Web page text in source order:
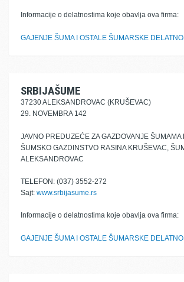
Informacije o delatnostima koje obavlja ova firma:
GAJENJE ŠUMA I OSTALE ŠUMARSKE
SRBIJAŠUME
37230 ALEKSANDROVAC (KRUŠEVAC)
29. NOVEMBRA 142
JAVNO PREDUZEĆE ZA GAZDOVANJE ŠUMAMA
ŠUMSKO GAZDINSTVO RASINA KRUŠEVAC,
ALEKSANDROVAC
TELEFON: (037) 3552-272
Sajt: www.srbijasume.rs
Informacije o delatnostima koje obavlja ova firma:
GAJENJE ŠUMA I OSTALE ŠUMARSKE